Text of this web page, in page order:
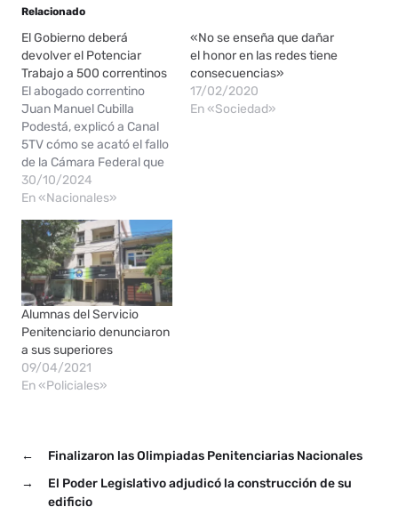
Relacionado
El Gobierno deberá
devolver el Potenciar
Trabajo a 500 correntinos
El abogado correntino
Juan Manuel Cubilla
Podestá, explicó a Canal
5TV cómo se acató el fallo
de la Cámara Federal que
condena al Estado a
reincorporar beneficiarios
compensarlos por daños.
El juez federal de
Corrientes, Juan Carlos
Vallejos, suspendió una
medida del presidente
Javier Milei y…
30/10/2024
En «Nacionales»
«No se enseña que dañar
el honor en las redes tiene
consecuencias»
17/02/2020
En «Sociedad»
Alumnas del Servicio
Penitenciario denunciaron
a sus superiores
09/04/2021
En «Policiales»
←
Finalizaron las Olimpiadas Penitenciarias Nacionales
→
El Poder Legislativo adjudicó la construcción de su
edificio